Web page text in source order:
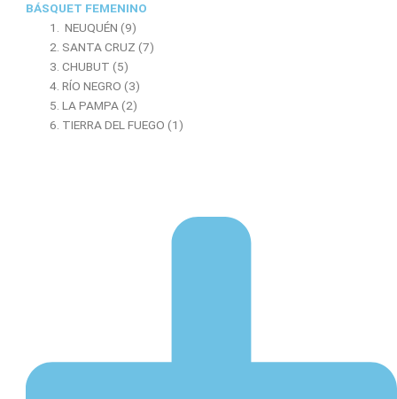
BÁSQUET FEMENINO
NEUQUÉN (9)
SANTA CRUZ (7)
CHUBUT (5)
RÍO NEGRO (3)
LA PAMPA (2)
TIERRA DEL FUEGO (1)